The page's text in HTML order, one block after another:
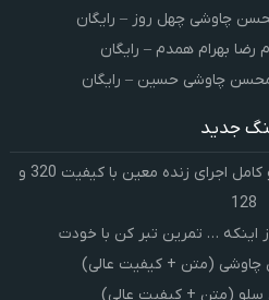
چاوشی چهل روز – رایگان
رضا بهرام همدم – رایگان
محسن چاوشی حسین – رایگان
جدید
کنسرت صوتی معین لایو | آرشیو کامل اجرای زنده معین با کیفیت 320 و
128
… تمرین تبر کن با خودت
(متن + کیفیت عالی)
(متن + کیفیت عالی)